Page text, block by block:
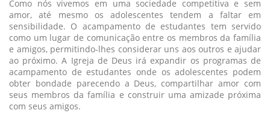
Como nós vivemos em uma sociedade competitiva e sem
amor, até mesmo os adolescentes tendem a faltar em
sensibilidade. O acampamento de estudantes tem servido
como um lugar de comunicação entre os membros da família
e amigos, permitindo-lhes considerar uns aos outros e ajudar
ao próximo. A Igreja de Deus irá expandir os programas de
acampamento de estudantes onde os adolescentes podem
obter bondade parecendo a Deus, compartilhar amor com
seus membros da família e construir uma amizade próxima
com seus amigos.